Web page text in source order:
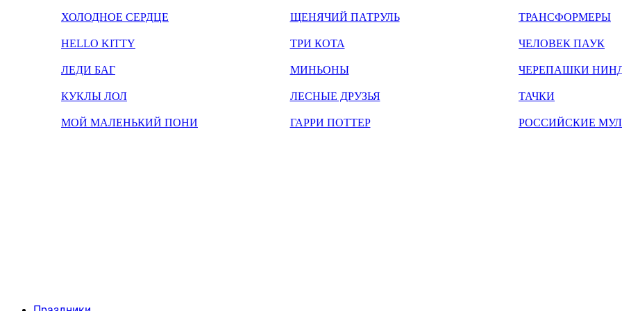
ХОЛОДНОЕ СЕРДЦЕ
HELLO KITTY
ЛЕДИ БАГ
КУКЛЫ ЛОЛ
МОЙ МАЛЕНЬКИЙ ПОНИ
ЩЕНЯЧИЙ ПАТРУЛЬ
ТРИ КОТА
МИНЬОНЫ
ЛЕСНЫЕ ДРУЗЬЯ
ГАРРИ ПОТТЕР
ТРАНСФОРМЕРЫ
ЧЕЛОВЕК ПАУК
ЧЕРЕПАШКИ
ТАЧКИ
РОССИЙСКИЕ